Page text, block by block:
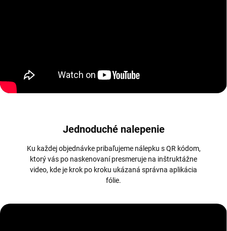
Jednoduché nalepenie
Ku každej objednávke pribaľujeme nálepku s QR kódom,
ktorý vás po naskenovaní presmeruje na inštruktážne
video, kde je krok po kroku ukázaná správna aplikácia
fólie.